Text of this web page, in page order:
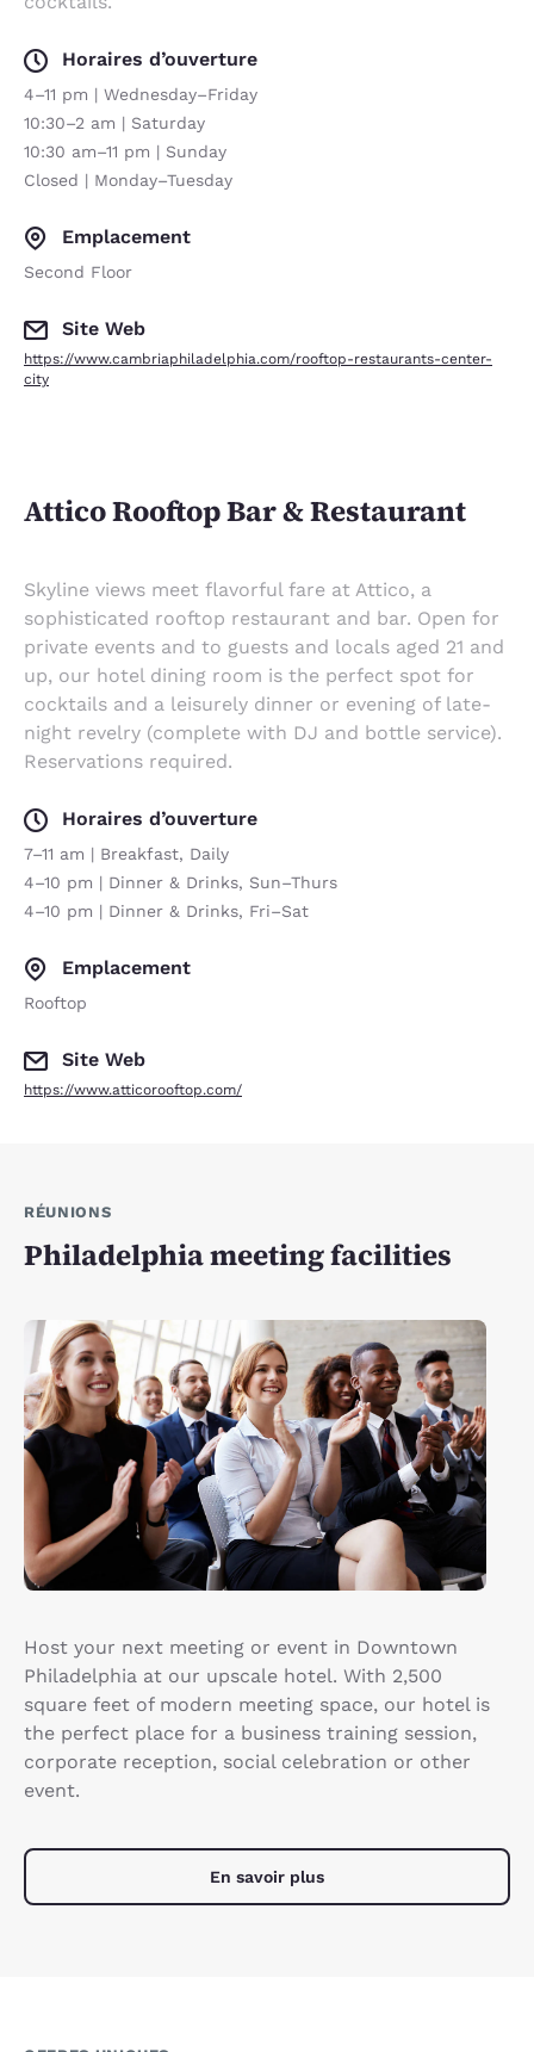
Horaires d’ouverture
4–11 pm | Wednesday–Friday
10:30–2 am | Saturday
10:30 am–11 pm | Sunday
Closed | Monday–Tuesday
Emplacement
Second Floor
Site Web
https://www.cambriaphiladelphia.com/rooftop-restaurants-center-
city
Attico Rooftop Bar & Restaurant
Skyline views meet flavorful fare at Attico, a
sophisticated rooftop restaurant and bar. Open for
private events and to guests and locals aged 21 and
up, our hotel dining room is the perfect spot for
cocktails and a leisurely dinner or evening of late-
night revelry (complete with DJ and bottle service).
Reservations required.
Horaires d’ouverture
7–11 am | Breakfast, Daily
4–10 pm | Dinner & Drinks, Sun–Thurs
4–10 pm | Dinner & Drinks, Fri–Sat
Emplacement
Rooftop
Site Web
https://www.atticorooftop.com/
RÉUNIONS
Philadelphia meeting facilities
Host your next meeting or event in Downtown
Philadelphia at our upscale hotel. With 2,500
square feet of modern meeting space, our hotel is
the perfect place for a business training session,
corporate reception, social celebration or other
event.
En savoir plus